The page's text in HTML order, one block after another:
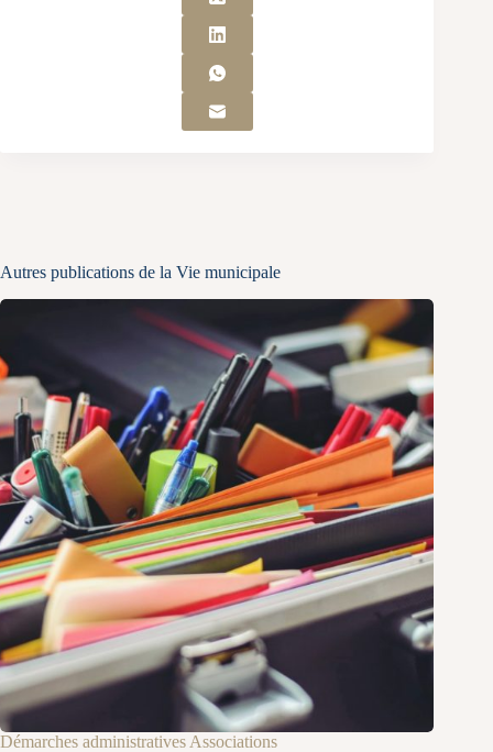
Autres publications de la Vie municipale
Démarches administratives Associations